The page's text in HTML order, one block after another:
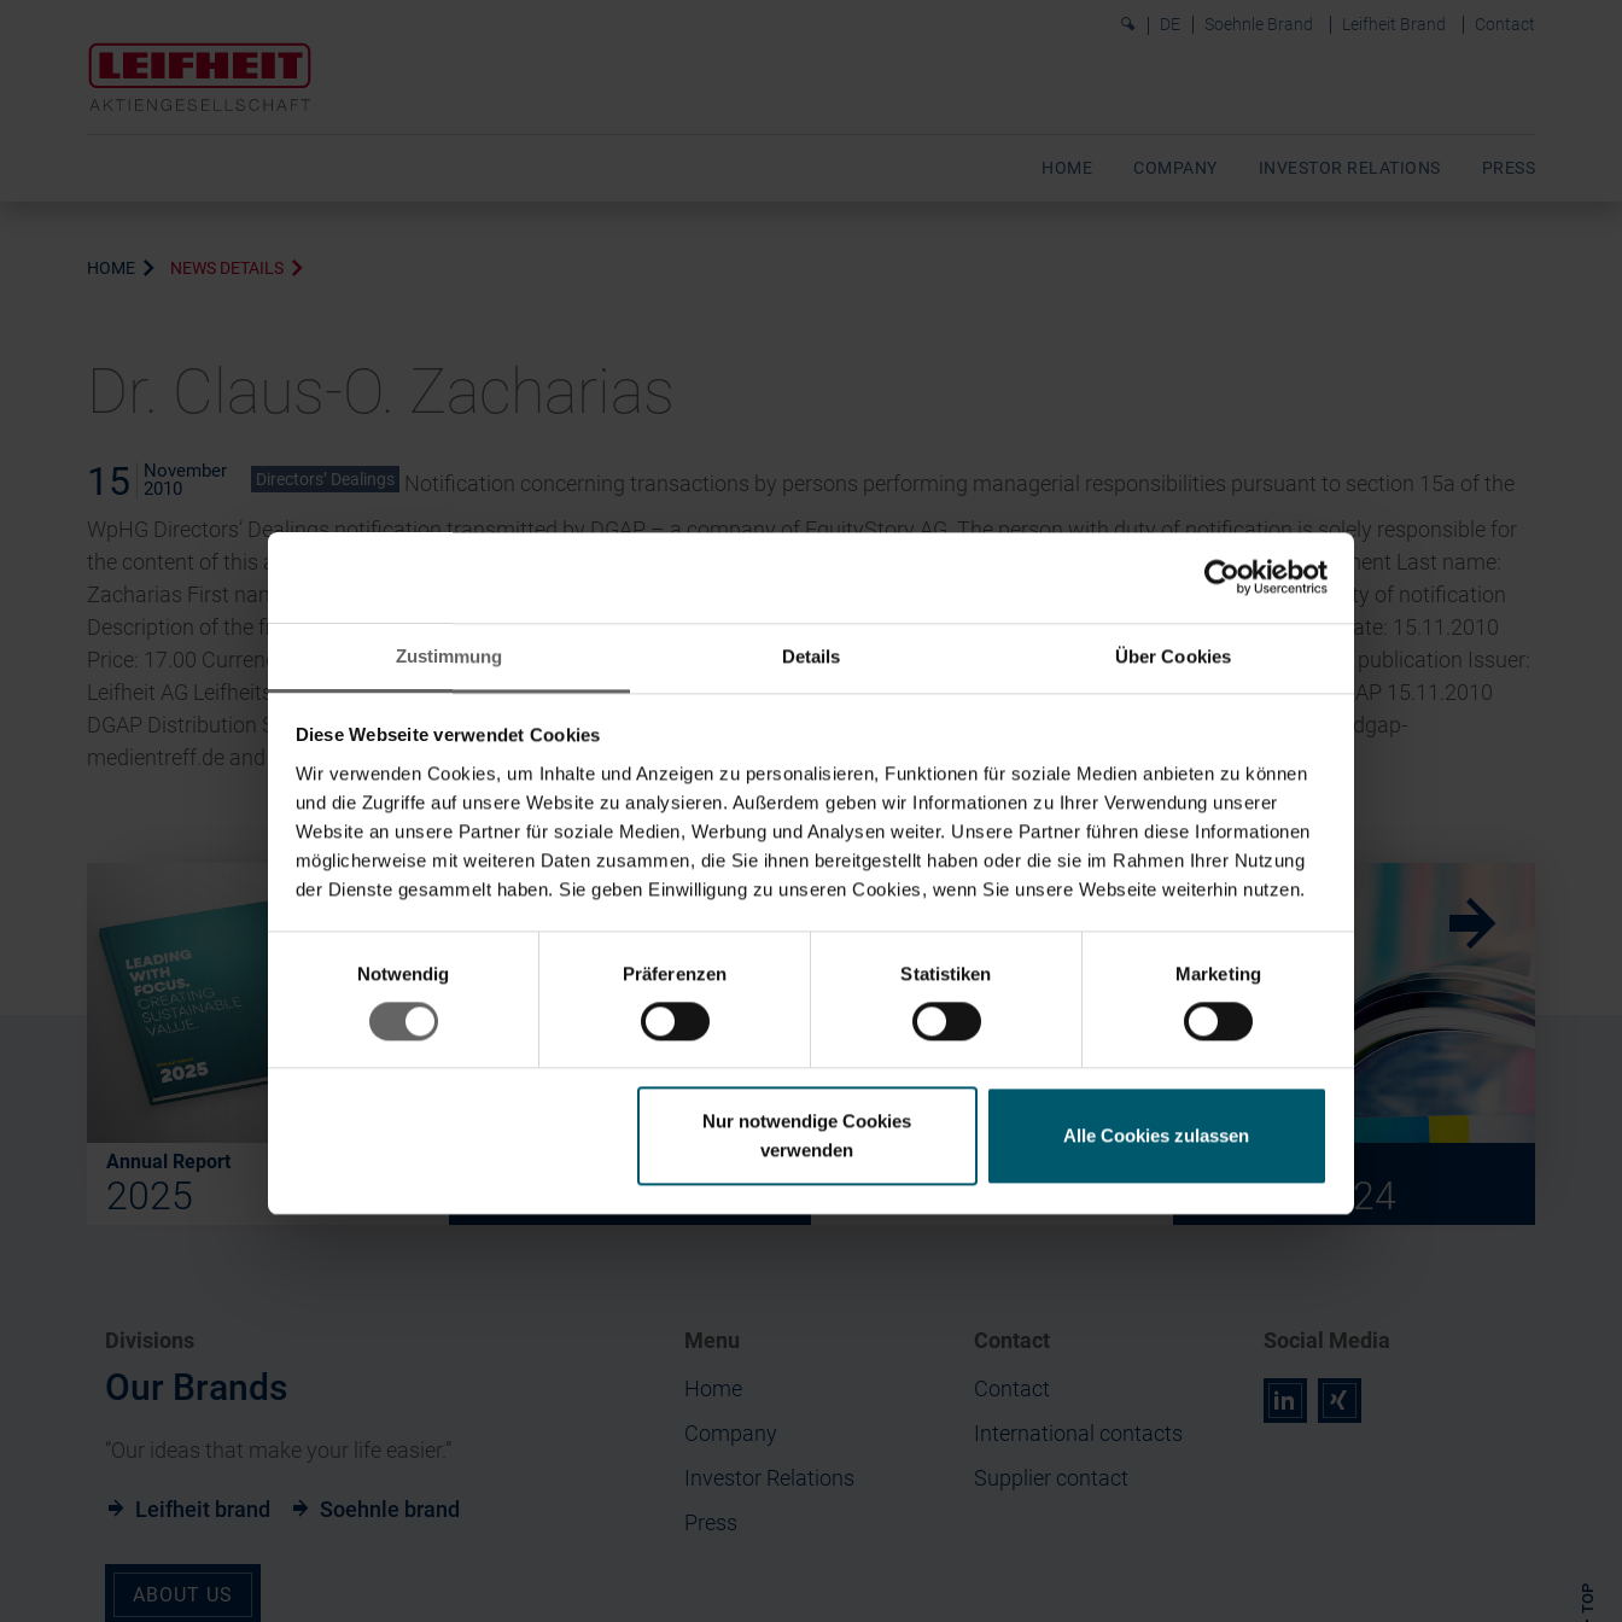
Zustimmung Details Über Cookies
Diese Webseite verwendet Cookies
Wir verwenden Cookies, um Inhalte und Anzeigen zu personalisieren, Funktionen für soziale Medien anbieten zu können
und die Zugriffe auf unsere Website zu analysieren. Außerdem geben wir Informationen zu Ihrer Verwendung unserer
Website an unsere Partner für soziale Medien, Werbung und Analysen weiter. Unsere Partner führen diese Informationen
möglicherweise mit weiteren Daten zusammen, die Sie ihnen bereitgestellt haben oder die sie im Rahmen Ihrer Nutzung
der Dienste gesammelt haben. Sie geben Einwilligung zu unseren Cookies, wenn Sie unsere Webseite weiterhin nutzen.
Notwendig
Präferenzen Statistiken Marketing
Nur notwendige Cookies
verwenden
Alle Cookies zulassen
0 DE Soehnle Brand Leifheit Brand Contact
HOME COMPANY INVESTOR RELATIONS PRESS
HOME NEWS DETAILS
Dr. Claus-O. Zacharias
15
November
2010
Directors’ Dealings
Notification concerning transactions by persons performing managerial responsibilities pursuant to section 15a of the
WpHG Directors’ Dealings notification transmitted by DGAP – a company of EquityStory AG. The person with duty of notification is solely responsible for
the content of this announcement. ————————————————————————— Details of the person subject to the disclosure requirement Last name:
Zacharias First name: Claus-O. Company: Leifheit AG Position: Member of a managing body Information about the transaction with duty of notification
Description of the financial instrument: Leifheit Share ISIN/WKN of the financial instrument: DE0006464506 Type of transaction: Buy Date: 15.11.2010
Price: 17.00 Currency: EUR No. of items: 1000 Total amount traded: 17000.00 Place: Xetra Information about the company with duty of publication Issuer:
Leifheit AG Leifheitstraße 56377 Nassau Deutschland ISIN: DE0006464506 WKN: 646450 End of Directors’ Dealings Notification (c) DGAP 15.11.2010
DGAP Distribution Services include Regulatory Announcements, Financial/Corporate News and Press Releases. Media archive at www.dgap-
medientreff.de and www.dgap.de ID 12241
Annual Report
2025
w w
Investor and analyst's presentation
H1 2026
w
2012 - 2024
w
Divisions
Our Brands
“Our ideas that make your life easier.”
Leifheit brand Soehnle brand
ABOUT US
Menu
Home
Company
Investor Relations
Press
Contact
Contact
International contacts
Supplier contact
Social Media
r z
TOP
Search suggestions
Annual Financial Report Corporate Governance